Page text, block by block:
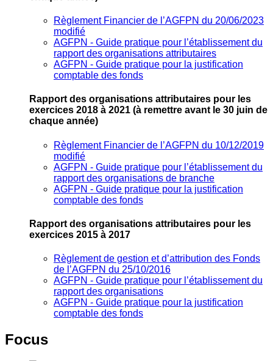
Règlement Financier de l’AGFPN du 20/06/2023
modifié
AGFPN ‐ Guide pratique pour l’établissement du
rapport des organisations attributaires
AGFPN ‐ Guide pratique pour la justification
comptable des fonds
Rapport des organisations attributaires pour les
exercices 2018 à 2021 (à remettre avant le 30 juin de
chaque année)
Règlement Financier de l’AGFPN du 10/12/2019
modifié
AGFPN ‐ Guide pratique pour l’établissement du
rapport des organisations de branche
AGFPN ‐ Guide pratique pour la justification
comptable des fonds
Rapport des organisations attributaires pour les
exercices 2015 à 2017
Règlement de gestion et d’attribution des Fonds
de l’AGFPN du 25/10/2016
AGFPN ‐ Guide pratique pour l’établissement du
rapport des organisations
AGFPN ‐ Guide pratique pour la justification
comptable des fonds
Focus